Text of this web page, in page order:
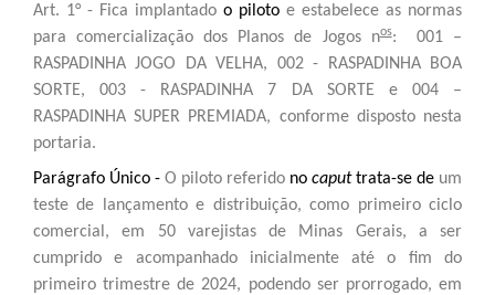
Art. 1° - Fica implantado o piloto e estabelece as normas
para comercialização dos Planos de Jogos nos: 001 –
RASPADINHA JOGO DA VELHA, 002 - RASPADINHA BOA
SORTE, 003 - RASPADINHA 7 DA SORTE e 004 –
RASPADINHA SUPER PREMIADA, conforme disposto nesta
portaria.
Parágrafo Único - O piloto referido no caputtrata-se de um
teste de lançamento e distribuição, como primeiro ciclo
comercial, em 50 varejistas de Minas Gerais, a ser
cumprido e acompanhado inicialmente até o fim do
primeiro trimestre de 2024, podendo ser prorrogado, em